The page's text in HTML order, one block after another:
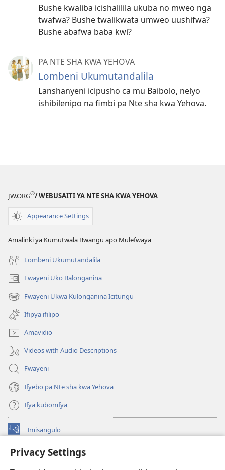
Privacy Settings
Bushe kwaliba icishalilila ukuba no mweo nga
twafwa? Bushe twalikwata umweo uushifwa?
Bushe abafwa baba kwi?
PA NTE SHA KWA YEHOVA
Lombeni Ukumutandalila
Lanshanyeni icipusho ca mu Baibolo, nelyo
ishibilenipo na fimbi pa Nte sha kwa Yehova.
JW.ORG®/ WEBUSAITI YA NTE SHA KWA YEHOVA
Appearance Settings
Amalinki ya Kumutwala Bwangu apo Mulefwaya
Lombeni Ukumutandalila
Fwayeni Uko Balonganina
(yalaisula
na
imbi)
Fwayeni Ukwa Kulonganina Icitungu
(yalaisula
na
imbi)
Ifipya ifilipo
Amavidio
Videos with Audio Descriptions
Fwayeni
Ifyebo pa Nte sha kwa Yehova
Ifya kubomfya
Imisangulo
(yalaisula
imbi)
Watchtower LAIBRARE YA PA INTANETI™